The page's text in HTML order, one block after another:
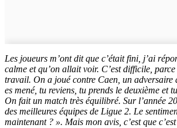
Les joueurs m’ont dit que c’était fini, j’ai
calme et qu’on allait voir. C’est difficile,
travail. On a joué contre Caen, un adversaire
es mené, tu reviens, tu prends le deuxième et
On fait un match très équilibré. Sur l’année
des meilleures équipes de Ligue 2. Le
maintenant ? ». Mais mon avis, c’est que